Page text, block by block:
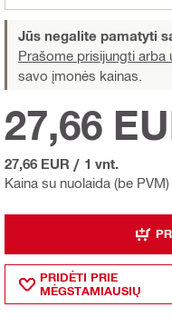
Jūs negalite pamatyti
Prašome prisijungti arba
savo įmonės kainas.
Kaina su nuolaida (be PVM)
27,66
27,66 EUR / 1 vnt.
PRIDĖTI PRIE
MĖGSTAMIAUSIŲ